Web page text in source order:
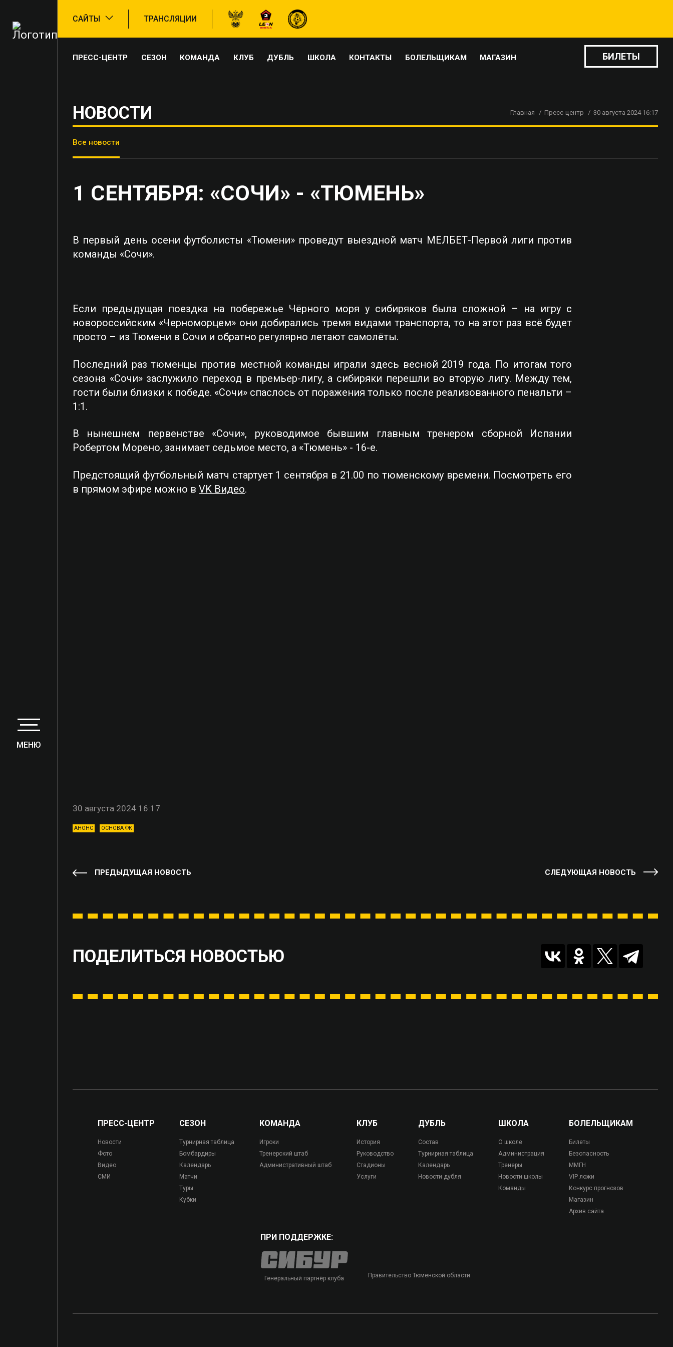
САЙТЫ ТРАНСЛЯЦИИ
ПРЕСС-ЦЕНТР СЕЗОН КОМАНДА КЛУБ ДУБЛЬ ШКОЛА КОНТАКТЫ БОЛЕЛЬЩИКАМ МАГАЗИН БИЛЕТЫ
МЕНЮ
НОВОСТИ Главная Пресс-центр 30 августа 2024 16:17
Все новости
1 СЕНТЯБРЯ: «СОЧИ» - «ТЮМЕНЬ»
В первый день осени футболисты «Тюмени» проведут выездной матч МЕЛБЕТ-Первой лиги против
команды «Сочи».
Если предыдущая поездка на побережье Чёрного моря у сибиряков была сложной – на игру с
новороссийским «Черноморцем» они добирались тремя видами транспорта, то на этот раз всё будет
просто – из Тюмени в Сочи и обратно регулярно летают самолёты.
Последний раз тюменцы против местной команды играли здесь весной 2019 года. По итогам того
сезона «Сочи» заслужило переход в премьер-лигу, а сибиряки перешли во вторую лигу. Между тем,
гости были близки к победе. «Сочи» спаслось от поражения только после реализованного пенальти –
1:1.
В нынешнем первенстве «Сочи», руководимое бывшим главным тренером сборной Испании
Робертом Морено, занимает седьмое место, а «Тюмень» - 16-е.
Предстоящий футбольный матч стартует 1 сентября в 21.00 по тюменскому времени. Посмотреть его
в прямом эфире можно в VK Видео.
30 августа 2024 16:17
АНОНС ОСНОВА ФК
ПРЕДЫДУЩАЯ НОВОСТЬ СЛЕДУЮЩАЯ НОВОСТЬ
ПОДЕЛИТЬСЯ НОВОСТЬЮ
ПРЕСС-ЦЕНТР
Новости
Фото
Видео
СМИ
СЕЗОН
Турнирная таблица
Бомбардиры
Календарь
Матчи
Туры
Кубки
КОМАНДА
Игроки
Тренерский штаб
Административный штаб
КЛУБ
История
Руководство
Стадионы
Услуги
ДУБЛЬ
Состав
Турнирная таблица
Календарь
Новости дубля
ШКОЛА
О школе
Администрация
Тренеры
Новости школы
Команды
БОЛЕЛЬЩИКАМ
Билеты
Безопасность
ММГН
VIP ложи
Конкурс прогнозов
Магазин
Архив сайта
ПРИ ПОДДЕРЖКЕ:
Генеральный партнёр клуба Правительство Тюменской области